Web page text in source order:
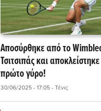
Αποσύρθηκε από το
Τσιτσιπάς και
πρώτο γύρο!
30/06/2025 - 17:05 - Τένις